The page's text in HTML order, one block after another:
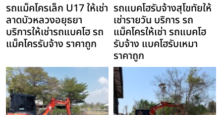
รถแม็คโครเล็ก U17 ให้เช่า
ลาดบัวหลวงอยุธยา
บริการให้เช่ารถแบคโฮ รถ
แม็คโครรับจ้าง ราคาถูก
รถแบคโฮรับจ้างสุโขทัยให้
เช่ารายวัน บริการ รถ
แม็คโครให้เช่า รถแบคโฮ
รับจ้าง แบคโฮรับเหมา
ราคาถูก